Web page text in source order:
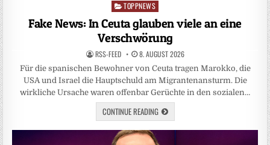
Posted
TOPPNEWS
Fake News: In Ceuta glauben viele an eine
Verschwörung
RSS-FEED 8. AUGUST 2026
Für die spanischen Bewohner von Ceuta tragen Marokko, die
USA und Israel die Hauptschuld am Migrantenansturm. Die
wirkliche Ursache waren offenbar Gerüchte in den sozialen…
CONTINUE READING